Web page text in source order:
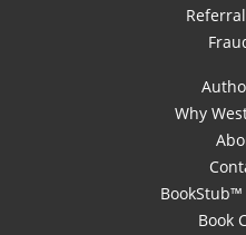
Why
Book